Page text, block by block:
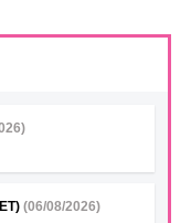
(06/08/2026)